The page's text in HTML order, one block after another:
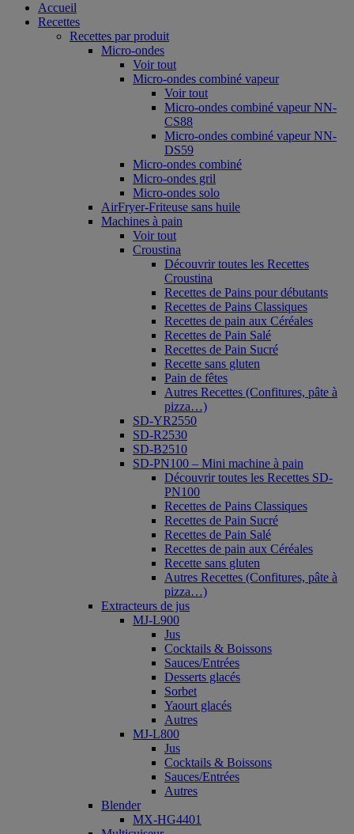
Accueil
Recettes
Recettes par produit
Micro-ondes
Voir tout
Micro-ondes combiné vapeur
Voir tout
Micro-ondes combiné vapeur NN-
CS88
Micro-ondes combiné vapeur NN-
DS59
Micro-ondes combiné
Micro-ondes gril
Micro-ondes solo
AirFryer-Friteuse sans huile
Machines à pain
Voir tout
Croustina
Découvrir toutes les Recettes
Croustina
Recettes de Pains pour débutants
Recettes de Pains Classiques
Recettes de pain aux Céréales
Recettes de Pain Salé
Recettes de Pain Sucré
Recette sans gluten
Pain de fêtes
Autres Recettes (Confitures, pâte à
pizza…)
SD-YR2550
SD-R2530
SD-B2510
SD-PN100 – Mini machine à pain
Découvrir toutes les Recettes SD-
PN100
Recettes de Pains Classiques
Recettes de Pain Sucré
Recettes de Pain Salé
Recettes de pain aux Céréales
Recette sans gluten
Autres Recettes (Confitures, pâte à
pizza…)
Extracteurs de jus
MJ-L900
Jus
Cocktails & Boissons
Sauces/Entrées
Desserts glacés
Sorbet
Yaourt glacés
Autres
MJ-L800
Jus
Cocktails & Boissons
Sauces/Entrées
Autres
Blender
MX-HG4401